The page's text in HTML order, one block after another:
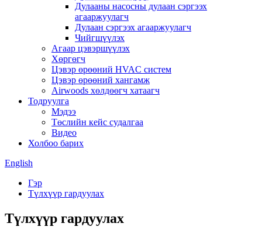
Дулааны насосны дулаан сэргээх
агааржуулагч
Дулаан сэргээх агааржуулагч
Чийгшүүлэх
Агаар цэвэршүүлэх
Хөргөгч
Цэвэр өрөөний HVAC систем
Цэвэр өрөөний хангамж
Airwoods хөлдөөгч хатаагч
Тодруулга
Мэдээ
Төслийн кейс судалгаа
Видео
Холбоо барих
English
Гэр
Түлхүүр гардуулах
Түлхүүр гардуулах